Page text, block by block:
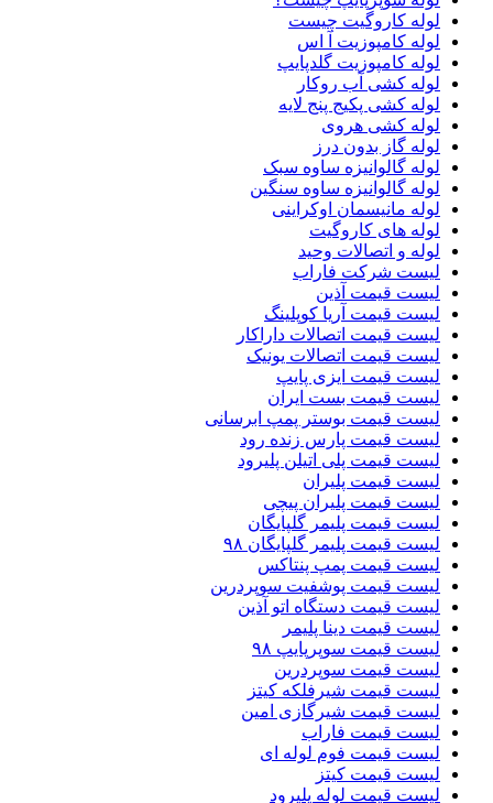
لوله کاروگیت چیست
لوله کامپوزیت آ اس
لوله کامپوزیت گلدپایپ
لوله کشی آب روکار
لوله کشی پکیج پنج لایه
لوله کشی هروی
لوله گاز بدون درز
لوله گالوانیزه ساوه سبک
لوله گالوانیزه ساوه سنگین
لوله مانیسمان اوکراینی
لوله های کاروگیت
لوله و اتصالات وحید
لیست شرکت فاراب
لیست قیمت آذین
لیست قیمت آریا کوپلینگ
لیست قیمت اتصالات داراکار
لیست قیمت اتصالات یونیک
لیست قیمت ایزی پایپ
لیست قیمت بست ایران
لیست قیمت بوستر پمپ ابرسانی
لیست قیمت پارس زنده رود
لیست قیمت پلی اتیلن پلیرود
لیست قیمت پلیران
لیست قیمت پلیران پیچی
لیست قیمت پلیمر گلپایگان
لیست قیمت پلیمر گلپایگان ۹۸
لیست قیمت پمپ پنتاکس
لیست قیمت پوشفیت سوپردرین
لیست قیمت دستگاه اتو آذین
لیست قیمت دینا پلیمر
لیست قیمت سوپرپایپ ۹۸
لیست قیمت سوپردرین
لیست قیمت شیرفلکه کیتز
لیست قیمت شیرگازی امین
لیست قیمت فاراب
لیست قیمت فوم لوله ای
لیست قیمت کیتز
لیست قیمت لوله پلیرود